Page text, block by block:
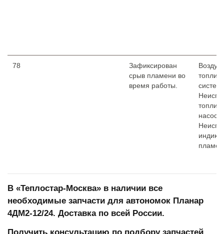
78
Зафиксирован
срыв пламени во
время работы.
Воздух
насоса.
В «Теплостар-Москва» в наличии все
необходимые запчасти для автономок Планар
4ДМ2-12/24. Доставка по всей России.